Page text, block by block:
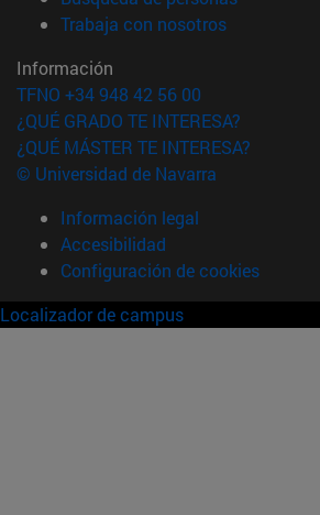
Trabaja con nosotros(abre en
Información
TFNO +34 948 42 56 00
¿QUÉ GRADO TE INTERESA?
¿QUÉ MÁSTER TE INTERESA?
© Universidad de Navarra
Información legal
Accesibilidad
Configuración de cookies
Localizador de campus